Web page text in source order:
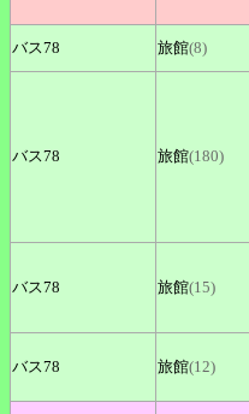
バス78 旅館(8)
バス78 旅館(180)
バス78 旅館(15)
バス78 旅館(12)